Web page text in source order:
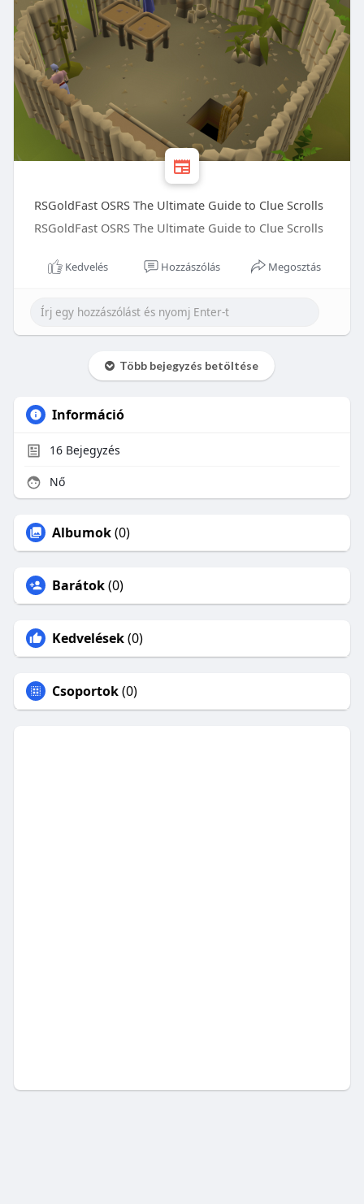
RSGoldFast OSRS The Ultimate Guide to Clue Scrolls
RSGoldFast OSRS The Ultimate Guide to Clue Scrolls
Kedvelés Hozzászólás Megosztás
Több bejegyzés betöltése
Információ
16Bejegyzés
Nő
Albumok(0)
Barátok(0)
Kedvelések(0)
Csoportok(0)